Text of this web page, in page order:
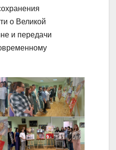
о Великой
и передачи